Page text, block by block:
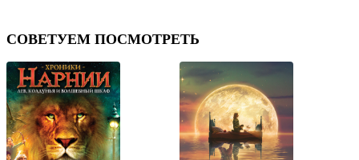
СОВЕТУЕМ ПОСМОТРЕТЬ